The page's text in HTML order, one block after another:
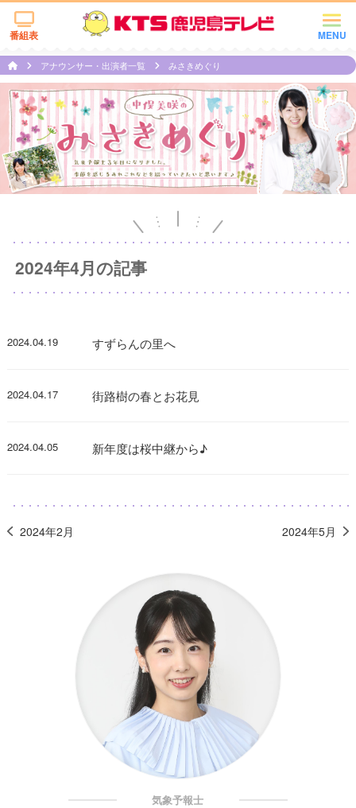
MENU
番組表
アナウンサー・出演者一覧 みさきめぐり
2024年4月の記事
2024.04.19 すずらんの里へ
2024.04.17 街路樹の春とお花見
2024.04.05 新年度は桜中継から♪
2024年2月 2024年5月
気象予報士